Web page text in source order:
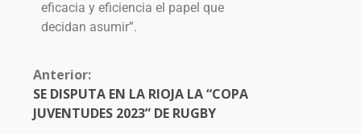
eficacia y eficiencia el papel que
decidan asumir”.
Anterior:
SE DISPUTA EN LA RIOJA LA “COPA
JUVENTUDES 2023” DE RUGBY